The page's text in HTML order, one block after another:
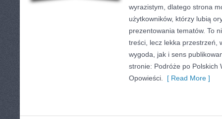
wyrazistym, dlatego strona
użytkowników, którzy lubią
prezentowania tematów. To
treści, lecz lekka przestrzeń,
wygoda, jak i sens
stronie: Podróże po Polskich
Opowieści.
[ Read More ]